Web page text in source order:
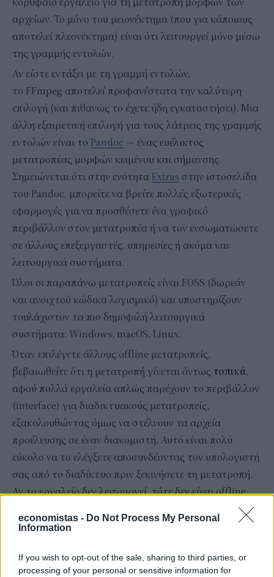
economistas - Do Not Process My Personal
Information
If you wish to opt-out of the sale, sharing to third parties, or
processing of your personal or sensitive information for
αρχείων. Το μόνο του μειονέκτημα (που για κάποιους
αποτελεί πλεονέκτημα) είναι ότι λειτουργεί μόνο μέσω
της γραμμής εντολών.
Αν είστε εντάξει με τη γραμμή εντολών,
το FFmpeg αποτελεί προφανέστατα την καλύτερη
επιλογή (και πιθανώς το έχετε ήδη εγκαταστήσει). Μια
άλλη εξαιρετική επιλογή για τους λάτρεις της γραμμής
εντολών είναι το Pandoc — ένας ευέλικτος
μετατροπέας μορφών κειμένου και σήμανσης.
Σημειώνεται ότι στην ενότητα Extras στην ιστοσελίδα
του Pandoc, μπορείτε να βρείτε πολλές εξωτερικές
εφαρμογές για να προσθέσετε ένα γραφικό
περιβάλλον στον μετατροπέα ή να τον ενσωματώσετε
σε άλλους επεξεργαστές, υπηρεσίες ή ακόμα και
λειτουργικά συστήματα.
Όλοι οι παραπάνω μετατροπείς είναι FOSS (δωρεάν
και ανοιχτού κώδικα λογισμικό) και υποστηρίζουν
τουλάχιστον τα πιο δημοφιλή λειτουργικά
συστήματα: Windows, macOS, Linux.
Όταν επιλέγετε άλλους offline μετατροπείς,
βεβαιωθείτε ότι η μετατροπή γίνεται όντως τοπικά,
αφού πολλά εργαλεία απλώς παρέχουν το περιβάλλον
(interface) για διαδικτυακούς μετατροπείς,
εξακολουθώντας όμως να στέλνουν τα αρχεία
προέλευσης σε έναν διακομιστή. Αυτό είναι πολύ
εύκολο να το ελέγξετε αποσυνδέοντας τον υπολογιστή
σας από το διαδίκτυο πριν ξεκινήσετε τη μετατροπή.
Αν το εργαλείο δεν λειτουργεί, τότε δεν είναι offline